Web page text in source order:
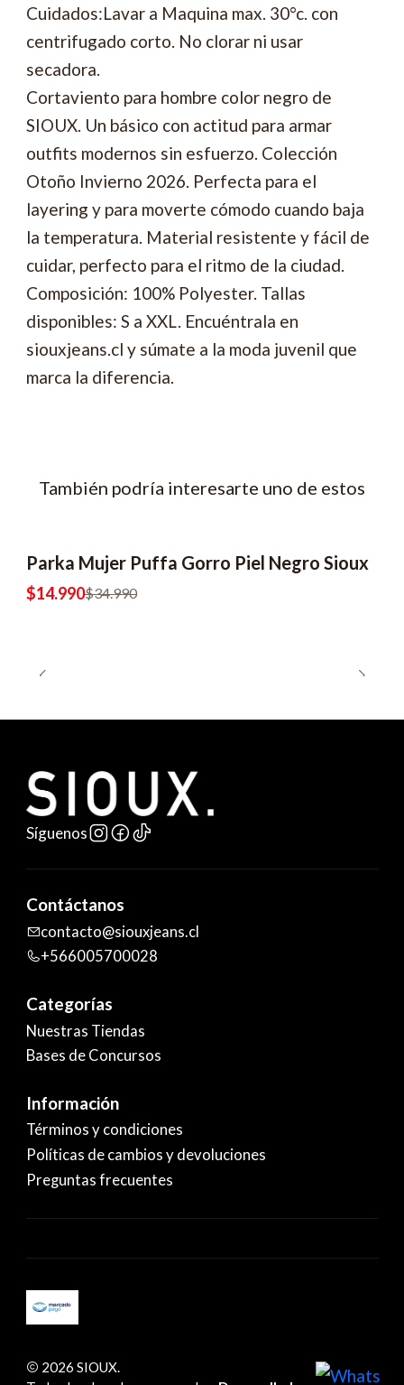
Cuidados:Lavar a Maquina max. 30°c. con
centrifugado corto. No clorar ni usar
secadora.
Cortaviento para hombre color negro de
SIOUX. Un básico con actitud para armar
outfits modernos sin esfuerzo. Colección
Otoño Invierno 2026. Perfecta para el
layering y para moverte cómodo cuando baja
la temperatura. Material resistente y fácil de
cuidar, perfecto para el ritmo de la ciudad.
Composición: 100% Polyester. Tallas
disponibles: S a XXL. Encuéntrala en
siouxjeans.cl y súmate a la moda juvenil que
marca la diferencia.
También podría interesarte uno de estos
-57% OFF
Parka Mujer Puffa Gorro Piel Negro Sioux
$14.990$34.990
Síguenos
Contáctanos
contacto@siouxjeans.cl
+566005700028
Categorías
Nuestras Tiendas
Bases de Concursos
Información
Términos y condiciones
Políticas de cambios y devoluciones
Preguntas frecuentes
2026 SIOUX.